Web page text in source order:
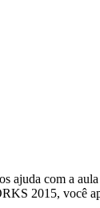
ajuda com a
2015, você